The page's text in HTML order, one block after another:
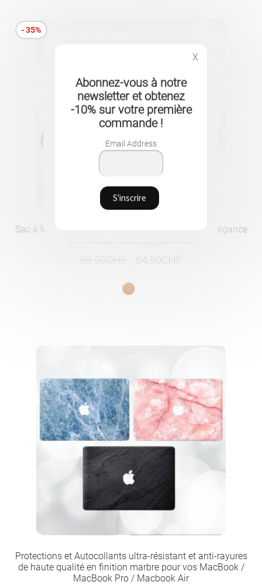
Sac à Main et Porte-Documents pour Femme – Élégance
et Fonctionnalité au Quotidien
- 35%
Le
initial
64.90CHFLe
Protections et Autocollants ultra-résistant et anti-rayures
de haute qualité en finition marbre pour vos MacBook /
MacBook Pro / Macbook Air
X
Abonnez-vous à notre
newsletter et obtenez
-10% sur votre première
commande !
Email Address